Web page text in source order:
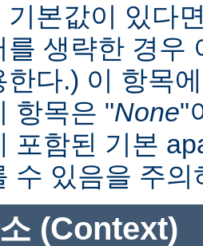
기본값이 있다
를 생략한 경우
한다.) 이 항목
항목은 "None"
포함된 기본
수 있음을 주의
(Context)